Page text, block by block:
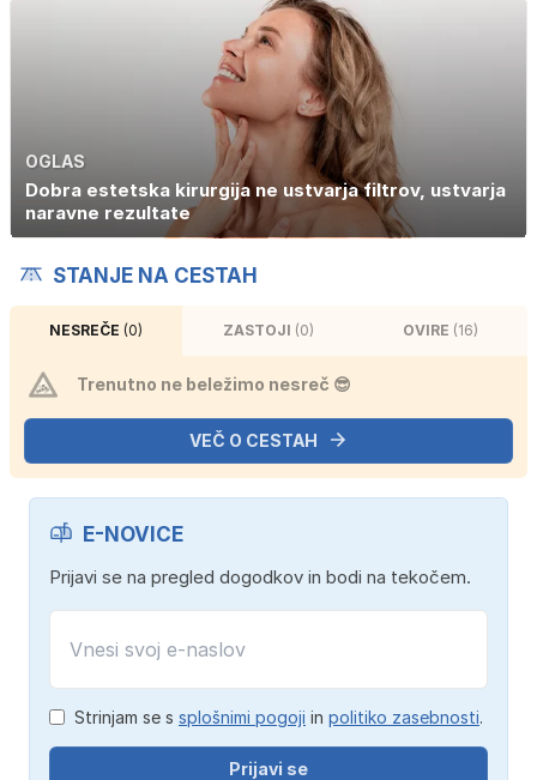
OGLAS
Dobra estetska kirurgija ne ustvarja filtrov, ustvarja
naravne rezultate
STANJE NA CESTAH
NESREČE (0) ZASTOJI (0) OVIRE (16)
Trenutno ne beležimo nesreč 😎
VEČ O CESTAH
E-NOVICE
Prijavi se na pregled dogodkov in bodi na tekočem.
Strinjam se s splošnimi pogoji in politiko zasebnosti.
Prijavi se